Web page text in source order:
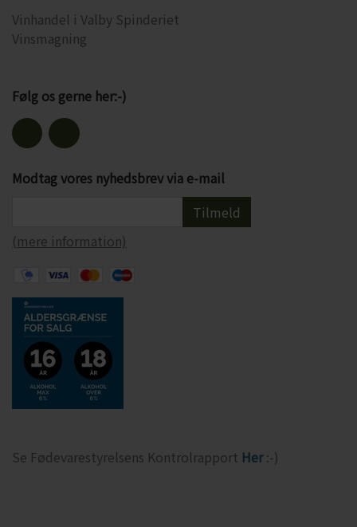
Vinhandel i Valby Spinderiet
Vinsmagning
Følg os gerne her:-)
Modtag vores nyhedsbrev via e-mail
Tilmeld
(mere information)
Se Fødevarestyrelsens Kontrolrapport Her:-)